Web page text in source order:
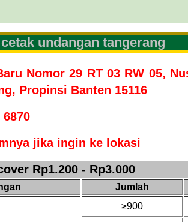
undangan tangerang
Nomor 29 RT 03 RW 05,
Propinsi Banten 15116
jika ingin ke lokasi
Rp1.200 - Rp3.000
Jumlah
≥900